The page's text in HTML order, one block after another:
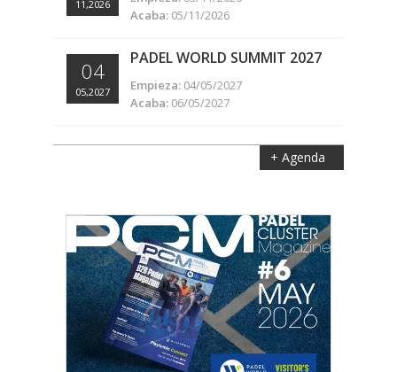
11,2026
Acaba: 05/11/2026
04
05,2027
PADEL WORLD SUMMIT 2027
Empieza: 04/05/2027
Acaba: 06/05/2027
+ Agenda